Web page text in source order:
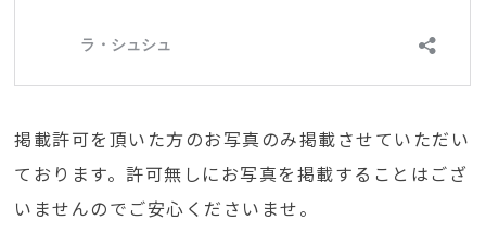
掲載許可を頂いた方のお写真のみ掲載させていただい
ております。許可無しにお写真を掲載することはござ
いませんのでご安心くださいませ。